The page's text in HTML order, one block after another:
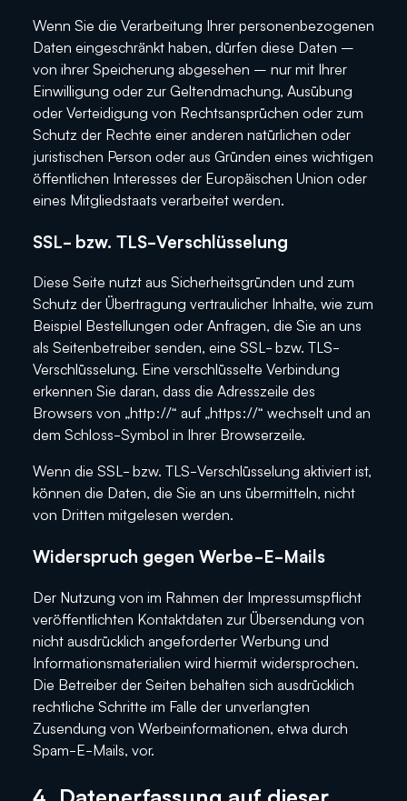
Wenn Sie die Verarbeitung Ihrer personenbezogenen
Daten eingeschränkt haben, dürfen diese Daten –
von ihrer Speicherung abgesehen – nur mit Ihrer
Einwilligung oder zur Geltendmachung, Ausübung
oder Verteidigung von Rechtsansprüchen oder zum
Schutz der Rechte einer anderen natürlichen oder
juristischen Person oder aus Gründen eines wichtigen
öffentlichen Interesses der Europäischen Union oder
eines Mitgliedstaats verarbeitet werden.
SSL- bzw. TLS-Verschlüsselung
Diese Seite nutzt aus Sicherheitsgründen und zum
Schutz der Übertragung vertraulicher Inhalte, wie zum
Beispiel Bestellungen oder Anfragen, die Sie an uns
als Seitenbetreiber senden, eine SSL- bzw. TLS-
Verschlüsselung. Eine verschlüsselte Verbindung
erkennen Sie daran, dass die Adresszeile des
Browsers von „http://“ auf „https://“ wechselt und an
dem Schloss-Symbol in Ihrer Browserzeile.
Wenn die SSL- bzw. TLS-Verschlüsselung aktiviert ist,
können die Daten, die Sie an uns übermitteln, nicht
von Dritten mitgelesen werden.
Widerspruch gegen Werbe-E-Mails
Der Nutzung von im Rahmen der Impressumspflicht
veröffentlichten Kontaktdaten zur Übersendung von
nicht ausdrücklich angeforderter Werbung und
Informationsmaterialien wird hiermit widersprochen.
Die Betreiber der Seiten behalten sich ausdrücklich
rechtliche Schritte im Falle der unverlangten
Zusendung von Werbeinformationen, etwa durch
Spam-E-Mails, vor.
4. Datenerfassung auf dieser